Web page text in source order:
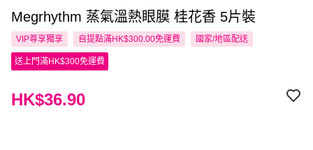
Megrhythm 蒸氣溫熱眼膜 桂花香 5片裝
VIP尊享獨享 自提點滿HK$300.00免運費 國家/地區配送
送上門滿HK$300免運費
HK$36.90